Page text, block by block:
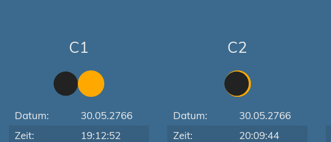
C1
Datum:
30.05.2766
Zeit:
19:12:52
C2
Datum:
30.05.2766
Zeit:
20:09:44